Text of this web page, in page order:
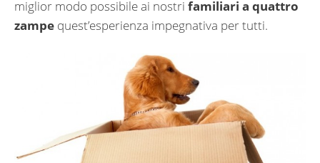
miglior modo possibile ai nostri familiari a quattro
zampe quest’esperienza impegnativa per tutti.